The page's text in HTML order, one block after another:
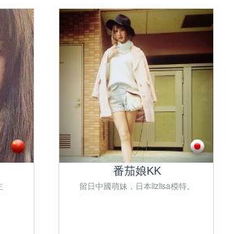
番茄娘KK
留日中國萌妹，日本lizlisa模特。